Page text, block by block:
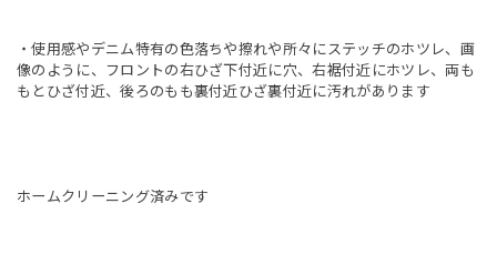
・使用感やデニム特有の色落ちや擦れや所々にステッチのホツレ、画
像のように、フロントの右ひざ下付近に穴、右裾付近にホツレ、両も
もとひざ付近、後ろのもも裏付近ひざ裏付近に汚れがあります
ホームクリーニング済みです